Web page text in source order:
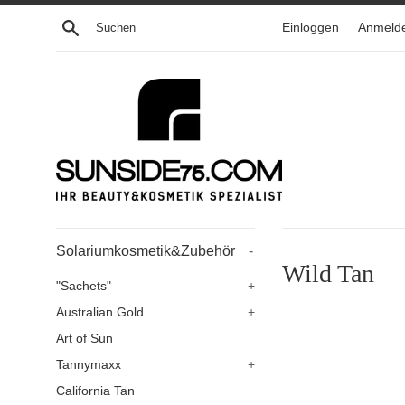
Direkt
Suchen Einloggen
Solariumkosmetik&Zubehör -
"Sachets"
+
Australian Gold
+
Art of Sun
Tannymaxx
+
California Tan
Wild Tan